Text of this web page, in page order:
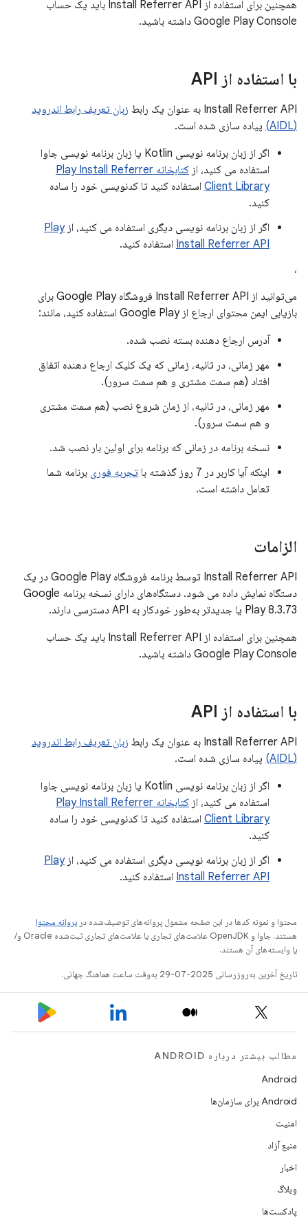
همچنین برای استفاده از Install Referrer API باید یک حساب
Google Play Console داشته باشید.
با استفاده از API
Install Referrer API به عنوان یک رابط
زبان تعریف رابط اندروید
(AIDL)
پیاده سازی شده است.
اگر از زبان برنامه نویسی Kotlin یا زبان برنامه نویسی جاوا
استفاده می کنید، از
کتابخانه Play Install Referrer
Client Library استفاده کنید تا کدنویسی خود را ساده
کنید.
اگر از زبان برنامه نویسی دیگری استفاده می کنید، ازPlay
Install Referrer API استفاده کنید.
،
می‌توانید از Install Referrer API فروشگاه Google Play برای
بازیابی ایمن محتوای ارجاع از Google Play استفاده کنید، مانند:
آدرس ارجاع دهنده بسته نصب شده.
مهر زمانی، در ثانیه، زمانی که یک کلیک ارجاع دهنده اتفاق
افتاد (هم سمت مشتری و هم سمت سرور).
مهر زمانی، در ثانیه، از زمان شروع نصب (هم سمت مشتری
و هم سمت سرور).
نسخه برنامه در زمانی که برنامه برای اولین بار نصب شد.
اینکه آیا کاربر در 7 روز گذشته با
تجربه فوری برنامه شما
تعامل داشته است.
الزامات
Install Referrer API توسط برنامه فروشگاه Google Play در یک
دستگاه نمایش داده می شود. دستگاه‌های دارای نسخه برنامه Google
Play 8.3.73 یا جدیدتر به‌طور خودکار به API دسترسی دارند.
همچنین برای استفاده از Install Referrer API باید یک حساب
Google Play Console داشته باشید.
با استفاده از API
Install Referrer API به عنوان یک رابط
زبان تعریف رابط اندروید
(AIDL)
پیاده سازی شده است.
اگر از زبان برنامه نویسی Kotlin یا زبان برنامه نویسی جاوا
استفاده می کنید، از
کتابخانه Play Install Referrer
Client Library استفاده کنید تا کدنویسی خود را ساده
کنید.
اگر از زبان برنامه نویسی دیگری استفاده می کنید، ازPlay
Install Referrer API استفاده کنید.
محتوا و نمونه کدها در این صفحه مشمول پروانه‌های توصیف‌شده در پروانه محتوا
هستند. جاوا و OpenJDK علامت‌های تجاری یا علامت‌های تجاری ثبت‌شده Oracle و/
یا وابسته‌های آن هستند.
تاریخ آخرین به‌روزرسانی 2025-07-29 به‌وقت ساعت هماهنگ جهانی.
مطالب بیشتر درباره ANDROID
Android
Android برای سازمان‌ها
امنیت
منبع آزاد
اخبار
وبلاگ
پادکست‌ها